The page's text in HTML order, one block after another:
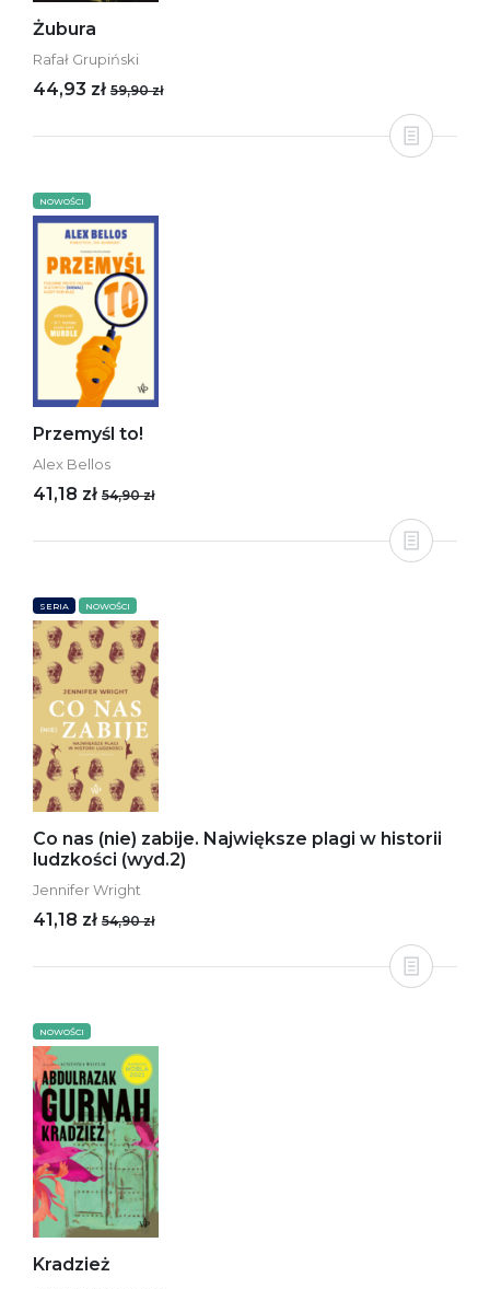
Żubura
Rafał Grupiński
44,93 zł 59,90 zł
NOWOŚCI
Przemyśl to!
Alex Bellos
41,18 zł 54,90 zł
SERIA NOWOŚCI
Co nas (nie) zabije. Największe plagi w historii
ludzkości (wyd.2)
Jennifer Wright
41,18 zł 54,90 zł
NOWOŚCI
Kradzież